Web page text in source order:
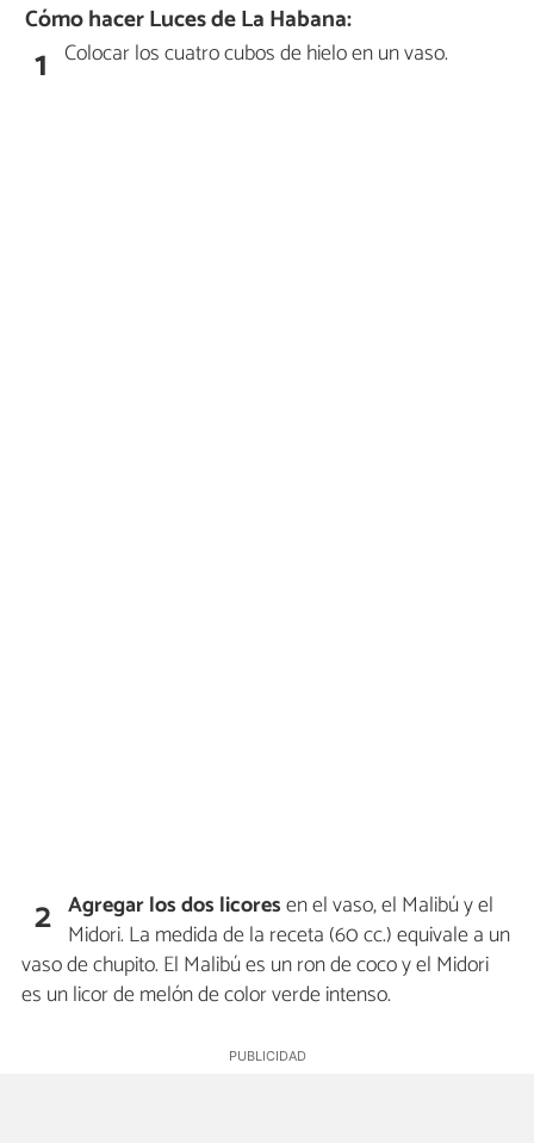
Cómo hacer Luces de La Habana:
1 Colocar los cuatro cubos de hielo en un vaso.
2 Agregar los dos licoresen el vaso, el Malibú y el
Midori. La medida de la receta (60 cc.) equivale a un
vaso de chupito. El Malibú es un ron de coco y el Midori
es un licor de melón de color verde intenso.